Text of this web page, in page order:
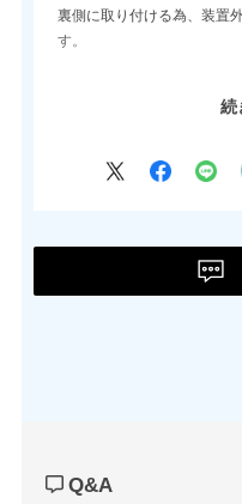
裏側に取り付ける為、装置
す。
クリーンルームで開閉する
続
Q&A